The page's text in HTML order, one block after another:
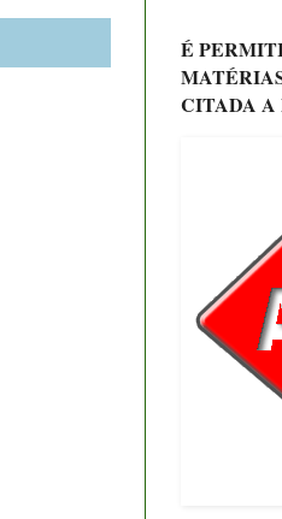
É
CITADA A